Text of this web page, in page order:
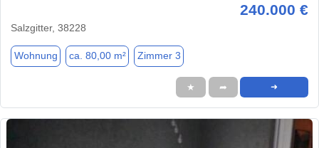
240.000 €
Salzgitter, 38228
Wohnung ca. 80,00 m² Zimmer 3
★ ➦ ➜